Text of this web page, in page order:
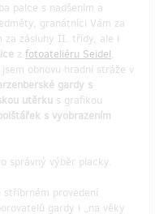
palce s nadšením a
granátníci Vám za
za zásluhy II. třídy, ale i
z fotoateliéru Seidel,
obnovu hradní stráže v
gardy s
utěrku s grafikou
s vyobrazením
správný výběr placky.
stříbrném provedení
gardy i „na věky